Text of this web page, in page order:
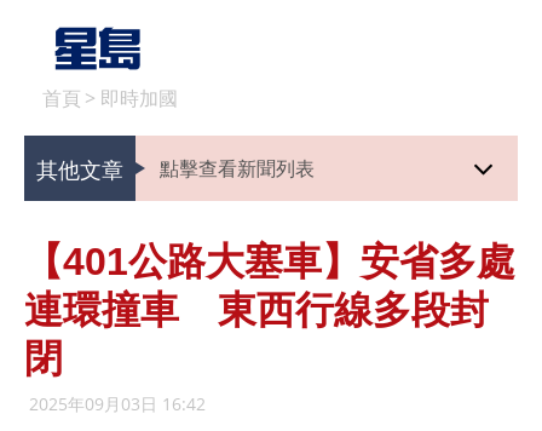
首頁 > 即時加國
其他文章 點擊查看新聞列表
【401公路大塞車】安省多處
連環撞車 東西行線多段封
閉
2025年09月03日 16:42